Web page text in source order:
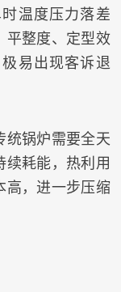
温度压力落差
平整度、定型效
易出现客诉退
统锅炉需要全天
续耗能，热利用
高，进一步压缩